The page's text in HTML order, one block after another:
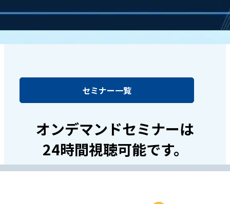
セミナー一覧
オンデマンドセミナーは
24時間視聴可能です。